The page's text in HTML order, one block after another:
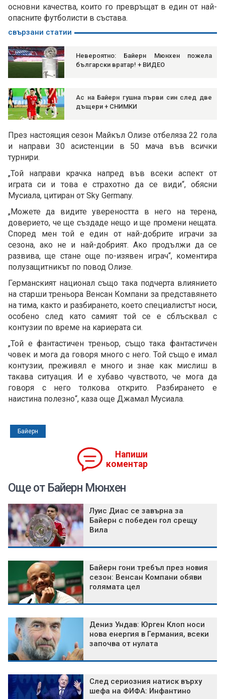
основни качества, които го превръщат в един от най-
опасните футболисти в състава.
свързани статии
Невероятно: Байерн Мюнхен пожела
български вратар! + ВИДЕО
Ас на Байерн гушна първи син след две
дъщери + СНИМКИ
През настоящия сезон Майкъл Олизе отбеляза 22 гола
и направи 30 асистенции в 50 мача във всички
турнири.
„Той направи крачка напред във всеки аспект от
играта си и това е страхотно да се види“, обясни
Мусиала, цитиран от Sky Germany.
„Можете да видите увереността в него на терена,
доверието, че ще създаде нещо и ще промени нещата.
Според мен той е един от най-добрите играчи за
сезона, ако не и най-добрият. Ако продължи да се
развива, ще стане още по-изявен играч“, коментира
полузащитникът по повод Олизе.
Германският национал също така подчерта влиянието
на старши треньора Венсан Компани за представянето
на тима, както и разбирането, което специалистът носи,
особено след като самият той се е сблъсквал с
контузии по време на кариерата си.
„Той е фантастичен треньор, също така фантастичен
човек и мога да говоря много с него. Той също е имал
контузии, преживял е много и знае как мислиш в
такава ситуация. И е хубаво чувството, че мога да
говоря с него толкова открито. Разбирането е
наистина полезно“, каза още Джамал Мусиала.
Байерн
Напиши
коментар
Още от Байерн Мюнхен
Луис Диас се завърна за
Байерн с победен гол срещу
Вила
Байерн гони требъл през новия
сезон: Венсан Компани обяви
голямата цел
Дениз Ундав: Юрген Клоп носи
нова енергия в Германия, всеки
започва от нулата
След сериозния натиск върху
шефа на ФИФА: Инфантино